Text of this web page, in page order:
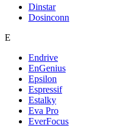
Dinstar
Dosinconn
E
Endrive
EnGenius
Epsilon
Espressif
Estalky
Eva Pro
EverFocus